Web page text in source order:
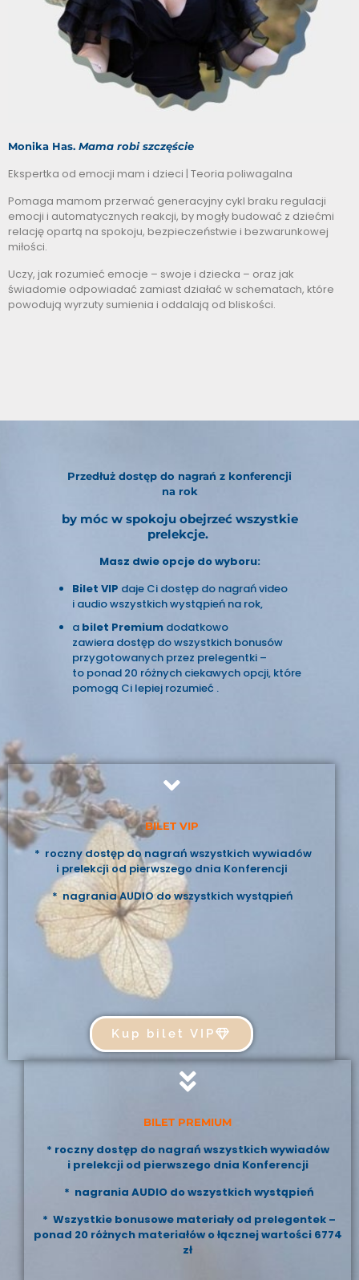
Monika Has. Mama robi szczęście
Ekspertka od emocji mam i dzieci | Teoria poliwagalna
Pomaga mamom przerwać generacyjny cykl braku regulacji
emocji i automatycznych reakcji, by mogły budować z dziećmi
relację opartą na spokoju, bezpieczeństwie i bezwarunkowej
miłości.
Uczy, jak rozumieć emocje – swoje i dziecka – oraz jak
świadomie odpowiadać zamiast działać w schematach, które
powodują wyrzuty sumienia i oddalają od bliskości.
Przedłuż dostęp do nagrań z konferencji
na rok
by móc w spokoju obejrzeć wszystkie
prelekcje.
Masz dwie opcjedo wyboru:
Bilet VIP daje Ci dostęp do nagrań video
i audio wszystkich wystąpień na rok,
a bilet Premium dodatkowo
zawiera dostęp do wszystkich bonusów
przygotowanych przez prelegentki –
to ponad 20 różnych ciekawych opcji, które
pomogą Ci lepiej rozumieć .
BILET VIP
* roczny dostęp do nagrań wszystkich wywiadów
i prelekcji od pierwszego dnia Konferencji
* nagrania AUDIO do wszystkich wystąpień
Kup bilet VIP
BILET PREMIUM
* roczny dostęp do nagrań wszystkich wywiadów
i prelekcji od pierwszego dnia Konferencji
* nagrania AUDIO do wszystkich wystąpień
* Wszystkie bonusowe materiały od prelegentek –
ponad 20 różnych materiałów o łącznej wartości 6774
zł